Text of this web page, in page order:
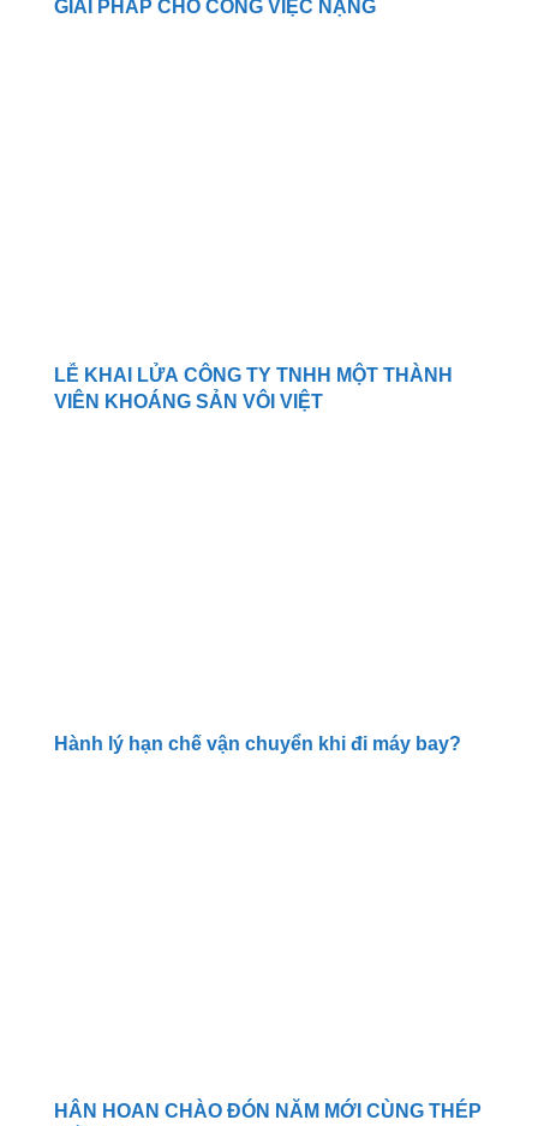
GIẢI PHÁP CHO CÔNG VIỆC NẶNG
LỄ KHAI LỬA CÔNG TY TNHH MỘT THÀNH
VIÊN KHOÁNG SẢN VÔI VIỆT
Hành lý hạn chế vận chuyển khi đi máy bay?
HÂN HOAN CHÀO ĐÓN NĂM MỚI CÙNG THÉP